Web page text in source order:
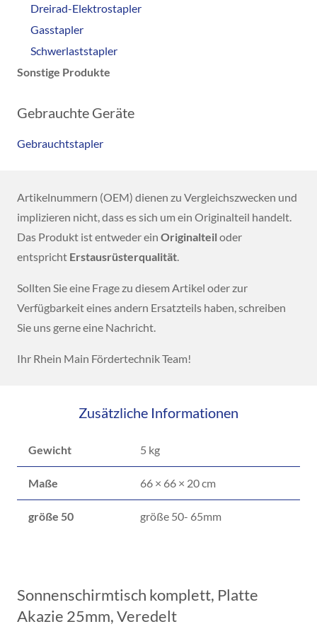
Dreirad-Elektrostapler
Gasstapler
Schwerlaststapler
Sonstige Produkte
Gebrauchte Geräte
Gebrauchtstapler
Artikelnummern (OEM) dienen zu Vergleichszwecken und
implizieren nicht, dass es sich um ein Originalteil handelt.
Das Produkt ist entweder ein Originalteil oder
entspricht Erstausrüsterqualität.
Sollten Sie eine Frage zu diesem Artikel oder zur
Verfügbarkeit eines andern Ersatzteils haben, schreiben
Sie uns gerne eine Nachricht.
Ihr Rhein Main Fördertechnik Team!
Zusätzliche Informationen
Gewicht 5 kg
Maße 66 × 66 × 20 cm
größe 50 größe 50- 65mm
Sonnenschirmtisch komplett, Platte
Akazie 25mm, Veredelt